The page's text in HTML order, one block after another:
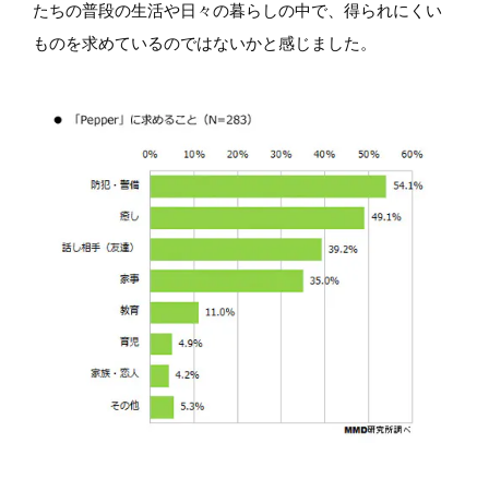
たちの普段の生活や日々の暮らしの中で、得られにくい
ものを求めているのではないかと感じました。